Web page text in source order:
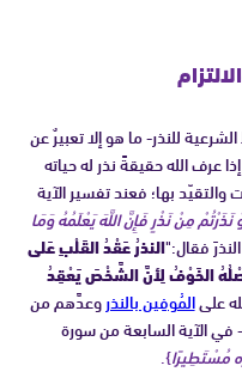
للنذر- ما هو إلا تعبيرٌ عن
عرف الله حقيقةً نذر له حياته
والتقيّد بها؛ فعند تفسير الآية
مِنْ نَذْرٍ فَإِنَّ اللَّهَ يَعْلَمُهُ وَمَا
فقال:"النذرُ عَقْدُ القَلْبِ عَلى
الخَوْفُ لِأنَّ الشَّخْصَ يَعْقِدُ
علىالمُوفِين بالنذروعدَّهم من
في الآية السابعة من سورة
مُسْتَطِيرًا}.